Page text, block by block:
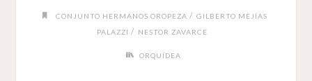
CONJUNTO HERMANOS OROPEZA / GILBERTO MEJÍAS
PALAZZI / NESTOR ZAVARCE
ORQUÍDEA